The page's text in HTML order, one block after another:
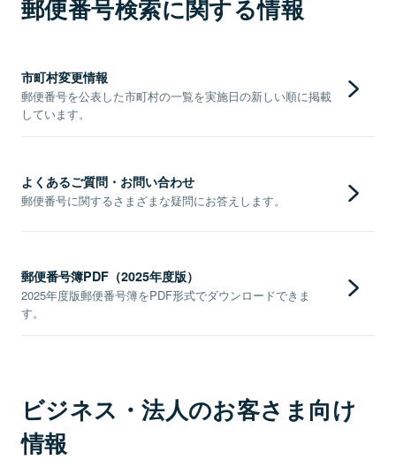
郵便番号検索に関する情報
市町村変更情報
郵便番号を公表した市町村の一覧を実施日の新しい順に掲載
しています。
よくあるご質問・お問い合わせ
郵便番号に関するさまざまな疑問にお答えします。
郵便番号簿PDF（2025年度版）
2025年度版郵便番号簿をPDF形式でダウンロードできま
す。
ビジネス・法人のお客さま向け
情報